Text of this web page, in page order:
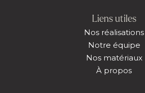
Liens utiles
Nos réalisations
Notre équipe
Nos matériaux
À propos